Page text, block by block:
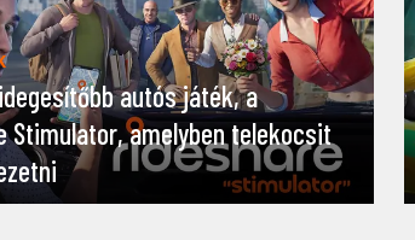
autós játék, a
Stimulator, amelyben telekocsit